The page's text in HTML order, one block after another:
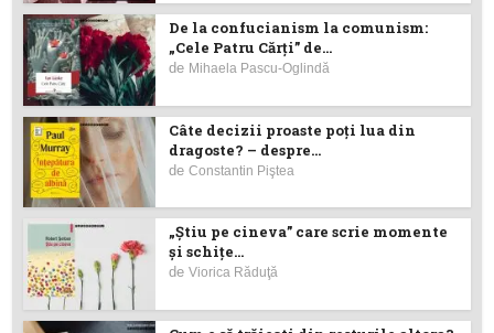
De la confucianism la comunism:
„Cele Patru Cărți” de...
de Mihaela Pascu-Oglindă
Câte decizii proaste poţi lua din
dragoste? – despre...
deConstantin Piştea
„Știu pe cineva” care scrie momente
și schițe...
deViorica Răduţă